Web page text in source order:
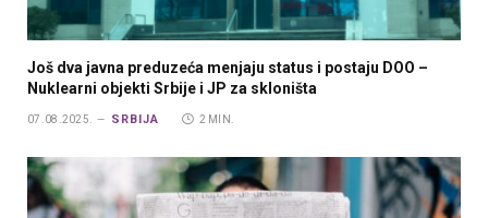
Još dva javna preduzeća menjaju status i postaju DOO –
Nuklearni objekti Srbije i JP za skloništa
07.08.2025. SRBIJA 2 MIN.